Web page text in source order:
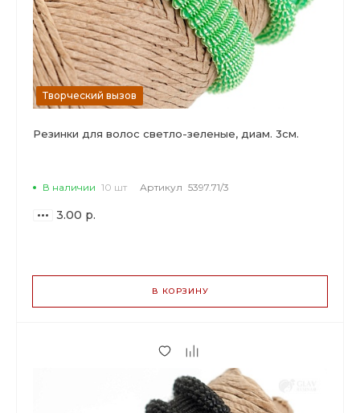
Творческий вызов
Резинки для волос светло-зеленые, диам. 3см.
В наличии 10 шт Артикул 5397.71/3
3.00 р.
2.28 р.
3.00 р.
В КОРЗИНУ